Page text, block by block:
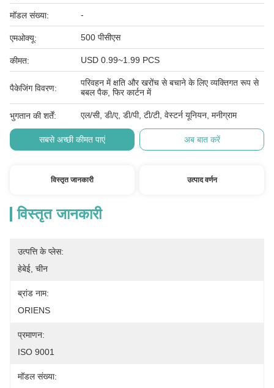
मॉडल संख्या: -
एमओक्यू: 500 पीसीएस
कीमत: USD 0.99~1.99 PCS
पैकेजिंग विवरण:
परिवहन में क्षति और खरोंच से बचाने के लिए व्यक्तिगत रूप से
बबल पैक, फिर कार्टन में
भुगतान की शर्तें: एल/सी, डी/ए, डी/पी, टी/टी, वेस्टर्न यूनियन, मनीग्राम
सबसे अच्छी कीमत पाएं अब बात करें
विस्तृत जानकारी उत्पाद वर्णन
विस्तृत जानकारी
उत्पत्ति के प्लेस:
हेबेई, चीन
ब्रांड नाम:
ORIENS
प्रमाणन:
ISO 9001
मॉडल संख्या: